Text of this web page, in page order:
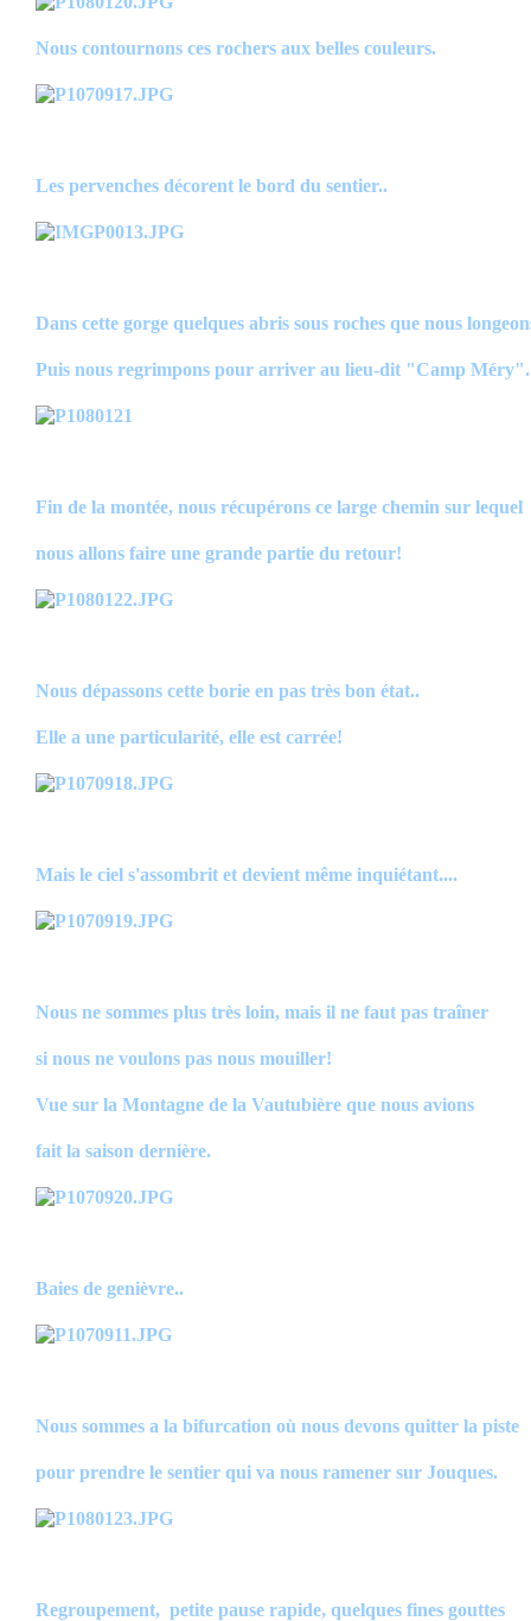
Nous contournons ces rochers aux belles couleurs.
Les pervenches décorent le bord du sentier..
Dans cette gorge quelques abris sous roches que nous
Puis nous regrimpons pour arriver au lieu-dit "Camp Méry".
Fin de la montée, nous récupérons ce large chemin sur lequel
nous allons faire une grande partie du retour!
Nous dépassons cette borie en pas très bon état..
Elle a une particularité, elle est carrée!
Mais le ciel s'assombrit et devient même inquiétant....
Nous ne sommes plus très loin, mais il ne faut pas traîner
si nous ne voulons pas nous mouiller!
Vue sur la Montagne de la Vautubière que nous avions
fait la saison dernière.
Baies de genièvre..
Nous sommes a la bifurcation où nous devons quitter la piste
pour prendre le sentier qui va nous ramener sur Jouques.
Regroupement, petite pause rapide, quelques fines gouttes